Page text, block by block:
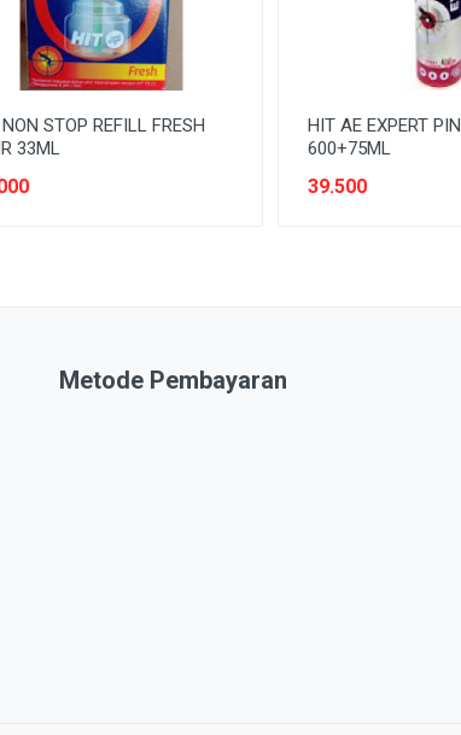
STOP REFILL FRESH
33ML
HIT AE EXPERT
600+75ML
39.500
Metode Pembayaran